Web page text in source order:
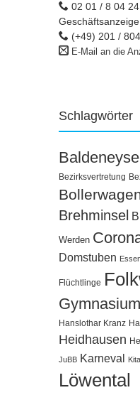
02 01 / 8 04 24
(+49) 201 /
E-Mail an die
Schlagwörter
Bezirksvertretung
Brehminsel
Werden
Domstuben
Flüchtlinge
Hanslothar Kranz
Heidhausen
JuBB Karneval Kita
Löwental